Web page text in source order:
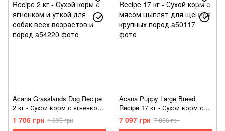
Acana Grasslands Dog Recipe
2 кг - Сухой корм с ягненком
и уткой для собак всех
возрастов и пород
1 706 грн 1 895 грн
Acana Puppy Large Breed
Recipe 17 кг - Сухой корм с
мясом цыплят для щенков
крупных пород
7 097 грн 7 886 грн